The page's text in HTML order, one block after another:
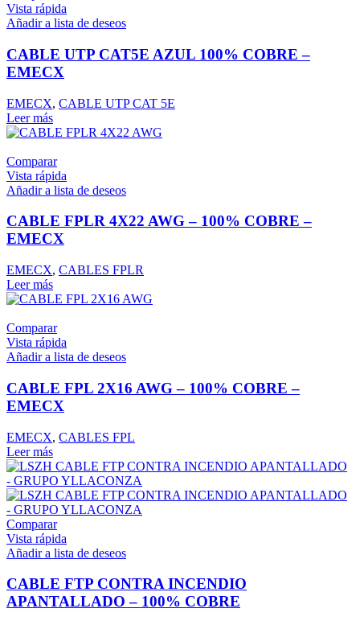
Vista rápida
Añadir a lista de deseos
CABLE UTP CAT5E AZUL 100% COBRE –
EMECX
EMECX, CABLE UTP CAT 5E
Leer más
Comparar
Vista rápida
Añadir a lista de deseos
CABLE FPLR 4X22 AWG – 100% COBRE –
EMECX
EMECX, CABLES FPLR
Leer más
Comparar
Vista rápida
Añadir a lista de deseos
CABLE FPL 2X16 AWG – 100% COBRE –
EMECX
EMECX, CABLES FPL
Leer más
Comparar
Vista rápida
Añadir a lista de deseos
CABLE FTP CONTRA INCENDIO
APANTALLADO – 100% COBRE